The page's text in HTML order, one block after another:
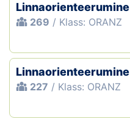
Linnaorienteerumine
269 / Klass: ORANZ
Linnaorienteerumine
227 / Klass: ORANZ